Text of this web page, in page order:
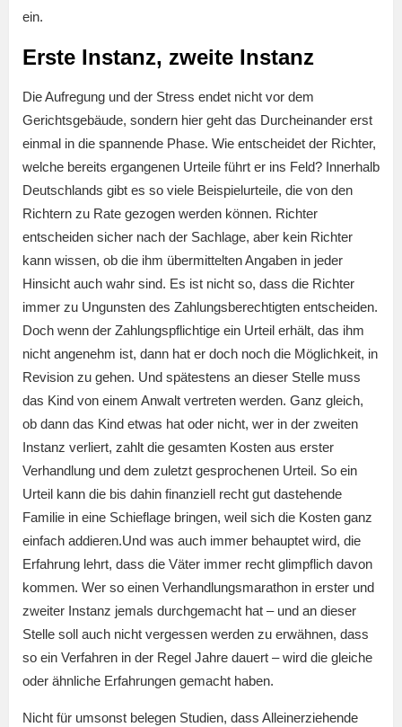
ein.
Erste Instanz, zweite Instanz
Die Aufregung und der Stress endet nicht vor dem
Gerichtsgebäude, sondern hier geht das Durcheinander erst
einmal in die spannende Phase. Wie entscheidet der Richter,
welche bereits ergangenen Urteile führt er ins Feld? Innerhalb
Deutschlands gibt es so viele Beispielurteile, die von den
Richtern zu Rate gezogen werden können. Richter
entscheiden sicher nach der Sachlage, aber kein Richter
kann wissen, ob die ihm übermittelten Angaben in jeder
Hinsicht auch wahr sind. Es ist nicht so, dass die Richter
immer zu Ungunsten des Zahlungsberechtigten entscheiden.
Doch wenn der Zahlungspflichtige ein Urteil erhält, das ihm
nicht angenehm ist, dann hat er doch noch die Möglichkeit, in
Revision zu gehen. Und spätestens an dieser Stelle muss
das Kind von einem Anwalt vertreten werden. Ganz gleich,
ob dann das Kind etwas hat oder nicht, wer in der zweiten
Instanz verliert, zahlt die gesamten Kosten aus erster
Verhandlung und dem zuletzt gesprochenen Urteil. So ein
Urteil kann die bis dahin finanziell recht gut dastehende
Familie in eine Schieflage bringen, weil sich die Kosten ganz
einfach addieren.Und was auch immer behauptet wird, die
Erfahrung lehrt, dass die Väter immer recht glimpflich davon
kommen. Wer so einen Verhandlungsmarathon in erster und
zweiter Instanz jemals durchgemacht hat – und an dieser
Stelle soll auch nicht vergessen werden zu erwähnen, dass
so ein Verfahren in der Regel Jahre dauert – wird die gleiche
oder ähnliche Erfahrungen gemacht haben.
Nicht für umsonst belegen Studien, dass Alleinerziehende